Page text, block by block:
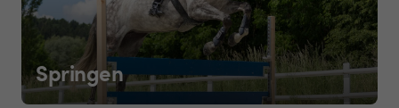
Springen